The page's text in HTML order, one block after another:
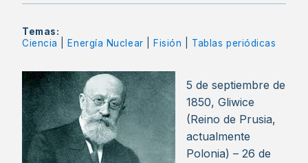
Temas:
Ciencia
Energía Nuclear Fisión Tablas periódicas
5 de septiembre de
1850, Gliwice
(Reino de Prusia,
actualmente
Polonia) – 26 de